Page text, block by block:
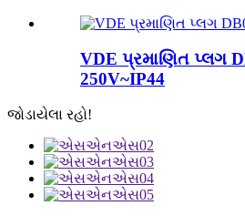
VDE પ્રમાણિત પ્લગ
250V~IP44
જોડાયેલા રહો!